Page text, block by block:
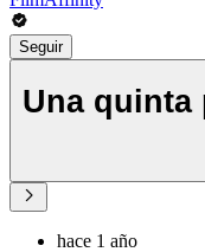
Seguir
Una quinta
hace 1 año